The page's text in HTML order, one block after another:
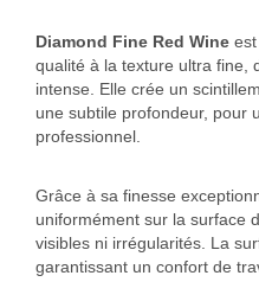
Diamond Fine Red Wine
qualité à la texture ultra fine,
intense. Elle crée un
une subtile profondeur, pour
professionnel.
Grâce à sa finesse
uniformément sur la surface
visibles ni irrégularités. La
garantissant un confort de